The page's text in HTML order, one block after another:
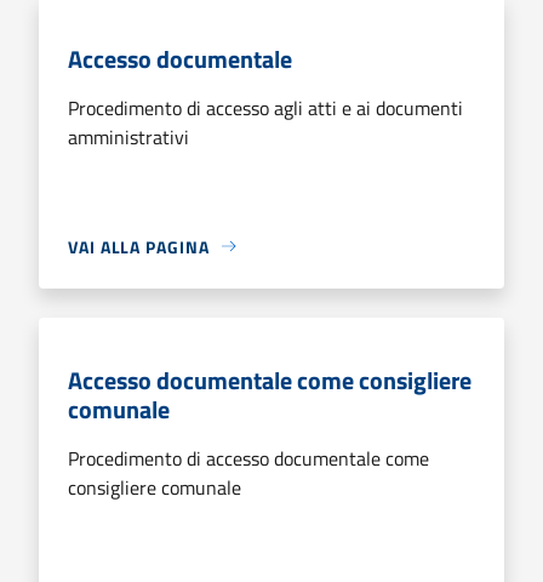
Accesso documentale
Procedimento di accesso agli atti e ai documenti
amministrativi
VAI ALLA PAGINA
Accesso documentale come consigliere
comunale
Procedimento di accesso documentale come
consigliere comunale